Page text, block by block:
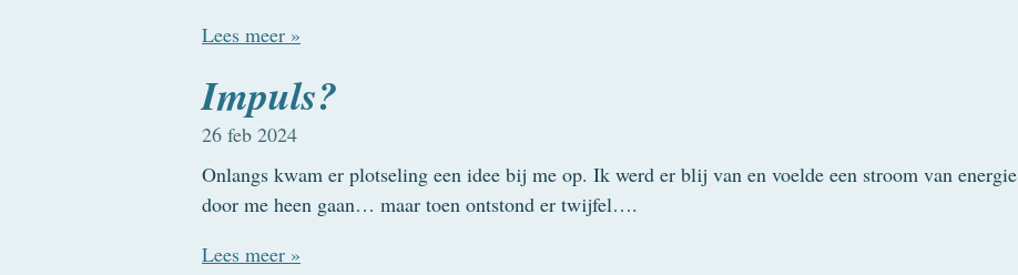
Lees meer »
Impuls?
26 feb 2024
Onlangs kwam er plotseling een idee bij me op. Ik werd er blij van en voelde een stroom van energie
door me heen gaan… maar toen ontstond er twijfel….
Lees meer »